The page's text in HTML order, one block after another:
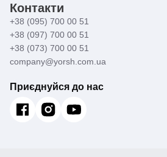
Контакти
+38 (095) 700 00 51
+38 (097) 700 00 51
+38 (073) 700 00 51
company@yorsh.com.ua
Приєднуйся до нас